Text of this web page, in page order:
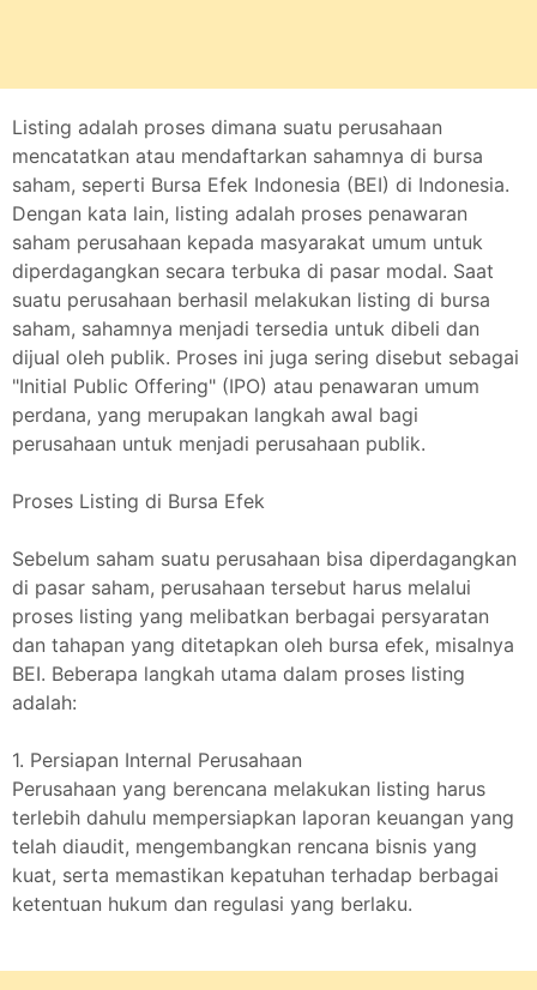
Listing adalah proses dimana suatu perusahaan
mencatatkan atau mendaftarkan sahamnya di bursa
saham, seperti Bursa Efek Indonesia (BEI) di Indonesia.
Dengan kata lain, listing adalah proses penawaran
saham perusahaan kepada masyarakat umum untuk
diperdagangkan secara terbuka di pasar modal. Saat
suatu perusahaan berhasil melakukan listing di bursa
saham, sahamnya menjadi tersedia untuk dibeli dan
dijual oleh publik. Proses ini juga sering disebut sebagai
"Initial Public Offering" (IPO) atau penawaran umum
perdana, yang merupakan langkah awal bagi
perusahaan untuk menjadi perusahaan publik.
Proses Listing di Bursa Efek
Sebelum saham suatu perusahaan bisa diperdagangkan
di pasar saham, perusahaan tersebut harus melalui
proses listing yang melibatkan berbagai persyaratan
dan tahapan yang ditetapkan oleh bursa efek, misalnya
BEI. Beberapa langkah utama dalam proses listing
adalah:
1. Persiapan Internal Perusahaan
Perusahaan yang berencana melakukan listing harus
terlebih dahulu mempersiapkan laporan keuangan yang
telah diaudit, mengembangkan rencana bisnis yang
kuat, serta memastikan kepatuhan terhadap berbagai
ketentuan hukum dan regulasi yang berlaku.